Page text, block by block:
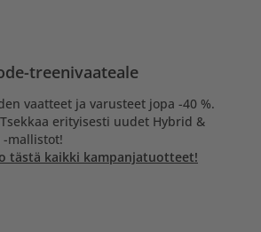
treenivaateale
vaatteet ja varusteet jopa -40 %.
erityisesti uudet Hybrid &
-mallistot!
tästä kaikki kampanjatuotteet!